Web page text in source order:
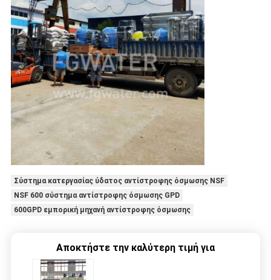
Σύστημα κατεργασίας ύδατος αντίστροφης όσμωσης NSF
NSF 600 σύστημα αντίστροφης όσμωσης GPD
600GPD εμπορική μηχανή αντίστροφης όσμωσης
Αποκτήστε την καλύτερη τιμή για